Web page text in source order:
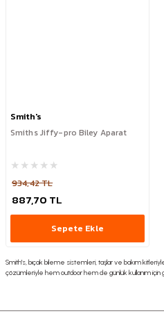
Smith's
Smiths Jiffy-pro Biley Aparat
934,42 TL
887,70 TL
Sepete Ekle
Smith's, bıçak bileme sistemleri, taşlar ve bakım kitleriyle
çözümleriyle hem outdoor hem de günlük kullanım için